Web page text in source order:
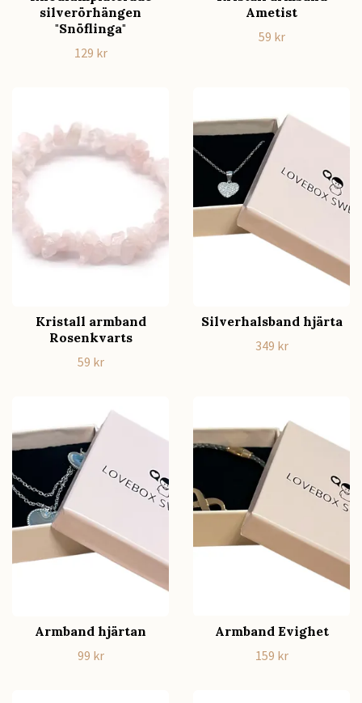
silverörhängen
"Snöflinga"
129 kr
Ametist
59 kr
Kristall armband
Rosenkvarts
59 kr
Silverhalsband hjärta
349 kr
Armband hjärtan
99 kr
Armband Evighet
159 kr